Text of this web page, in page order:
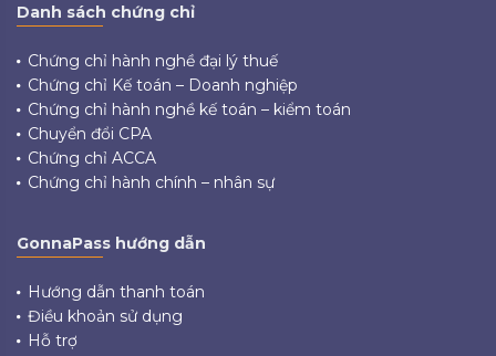
Danh sách chứng chỉ
Chứng chỉ hành nghề đại lý thuế
Chứng chỉ Kế toán – Doanh nghiệp
Chứng chỉ hành nghề kế toán – kiểm toán
Chuyển đổi CPA
Chứng chỉ ACCA
Chứng chỉ hành chính – nhân sự
GonnaPass hướng dẫn
Hướng dẫn thanh toán
Điều khoản sử dụng
Hỗ trợ